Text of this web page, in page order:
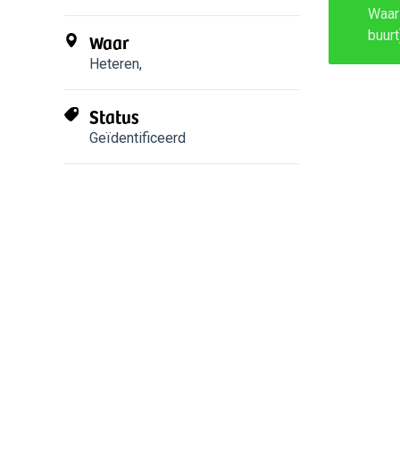
Waar
Heteren,
Status
Geïdentificeerd